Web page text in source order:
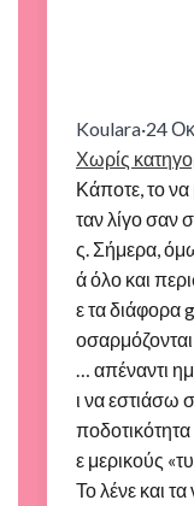
Koulara·24
Χωρίς
Κάποτε, το να
ταν λίγο σαν
ς. Σήμερα,
ά όλο και
ε τα διάφορα
… απέναντι
ι να εστιάσω
ε μερικούς
Το λένε και